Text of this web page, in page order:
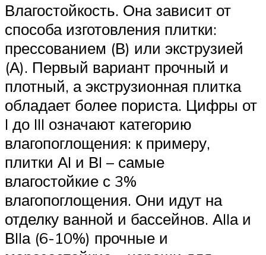
Влагостойкость. Она зависит от
способа изготовления плитки:
прессованием (В) или экструзией
(А). Первый вариант прочный и
плотный, а экструзионная плитка
обладает более пориста. Цифры от
I до III означают категорию
влагопоглощения: к примеру,
плитки АI и ВI – самые
влагостойкие с 3%
влагопоглощения. Они идут на
отделку ванной и бассейнов. АIIа и
ВIIа (6-10%) прочные и